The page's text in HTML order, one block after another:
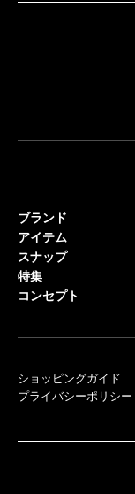
ブランド
アイテム
スナップ
特集
コンセプト
ショッピングガイド
プライバシーポリシー